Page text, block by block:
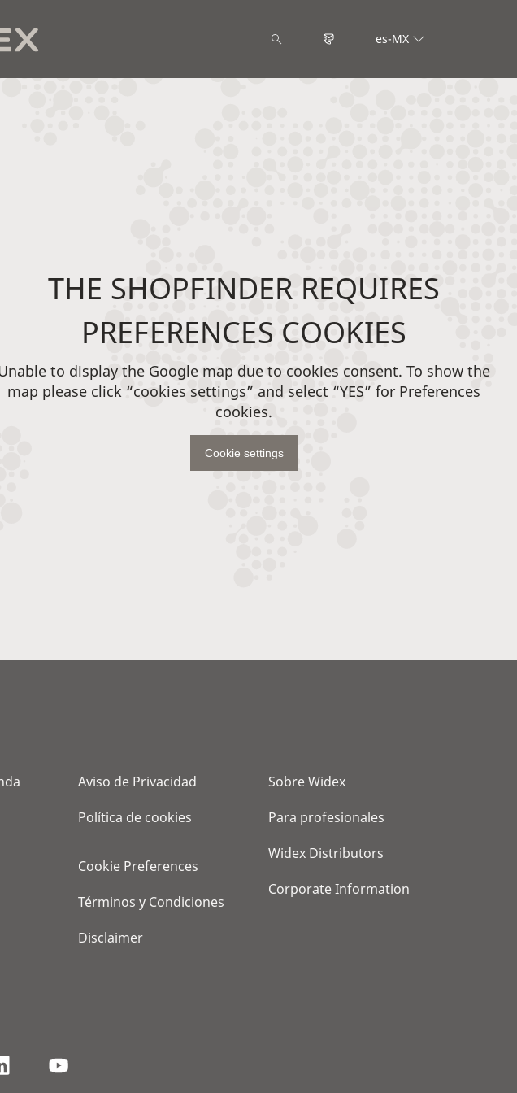
es-MX
THE SHOPFINDER REQUIRES
PREFERENCES COOKIES
to display the Google map due to cookies consent. To show the
map please click “cookies settings” and select “YES” for Preferences
cookies.
Cookie settings
Aviso de Privacidad
Política de cookies
Cookie Preferences
Términos y Condiciones
Disclaimer
Sobre Widex
Para profesionales
Widex Distributors
Corporate Information